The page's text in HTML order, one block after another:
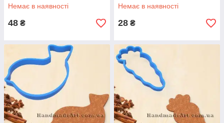
Немає в наявності
48 ₴
Немає в наявності
28 ₴